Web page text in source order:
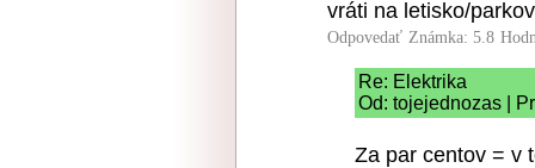
vráti na letisko/
Odpovedať Známka: 5.8
Re: Elektrika
Od: tojejednozas |
Za par centov = v